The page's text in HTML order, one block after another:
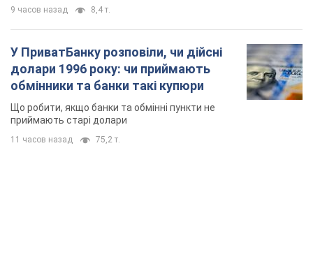
9 часов назад 8,4 т.
У ПриватБанку розповіли, чи дійсні
долари 1996 року: чи приймають
обмінники та банки такі купюри
Що робити, якщо банки та обмінні пункти не
приймають старі долари
11 часов назад 75,2 т.